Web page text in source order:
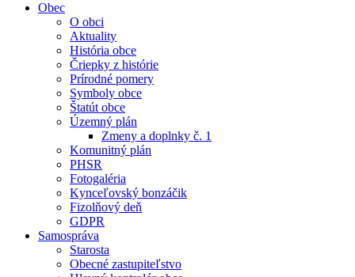
Obec
O obci
Aktuality
História obce
Čriepky z histórie
Prírodné pomery
Symboly obce
Štatút obce
Územný plán
Zmeny a doplnky č. 1
Komunitný plán
PHSR
Fotogaléria
Kynceľovský bonzáčik
Fizolňový deň
GDPR
Samospráva
Starosta
Obecné zastupiteľstvo